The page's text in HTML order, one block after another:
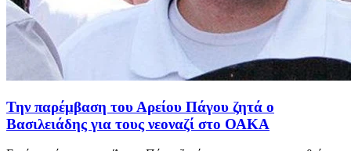
Την παρέμβαση του Αρείου Πάγου ζητά ο
Βασιλειάδης για τους νεοναζί στο ΟΑΚΑ